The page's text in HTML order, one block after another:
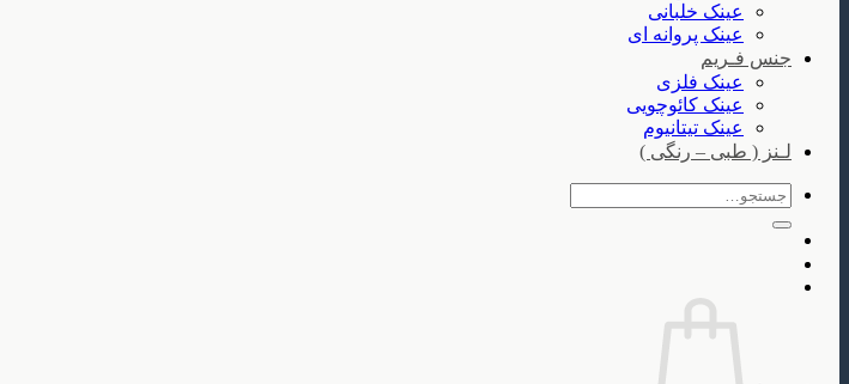
عینک خلبانی
عینک پروانه ای
جنس فـریم
عینک فلزی
عینک کائوچویی
عینک تیتانیوم
لـنز ( طبی – رنگی )
جستجو